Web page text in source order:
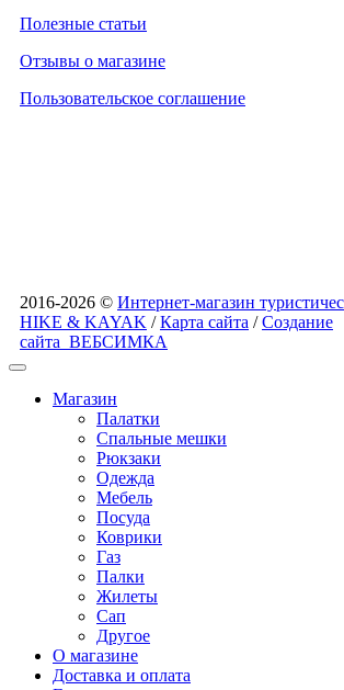
Полезные статьи
Отзывы о магазине
Пользовательское соглашение
2016-2026 © Интернет-магазин
HIKE & KAYAK /Карта сайта /Создание
сайта ВЕБСИМКА
Магазин
Палатки
Спальные мешки
Рюкзаки
Одежда
Мебель
Посуда
Коврики
Газ
Палки
Жилеты
Сап
Другое
О магазине
Доставка и оплата